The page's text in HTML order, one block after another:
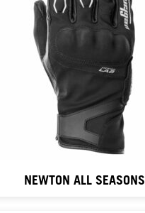
NEWTON ALL SEASONS